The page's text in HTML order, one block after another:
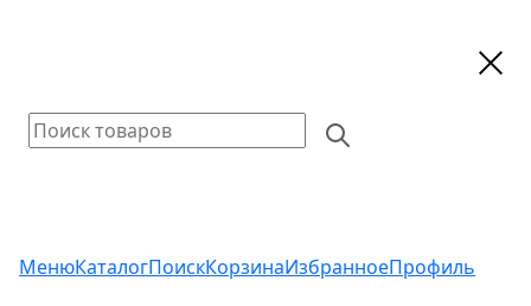
МенюКаталогПоискКорзинаИзбранноеПрофиль